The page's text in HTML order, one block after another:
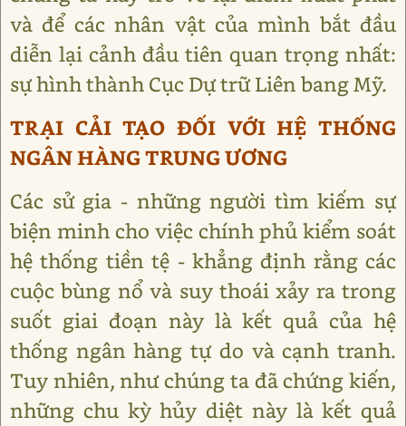
và để các nhân vật của mình bắt đầu
diễn lại cảnh đầu tiên quan trọng nhất:
sự hình thành Cục Dự trữ Liên bang Mỹ.
TRẠI CẢI TẠO ĐỐI VỚI HỆ THỐNG
NGÂN HÀNG TRUNG ƯƠNG
Các sử gia - những người tìm kiếm sự
biện minh cho việc chính phủ kiểm soát
hệ thống tiền tệ - khẳng định rằng các
cuộc bùng nổ và suy thoái xảy ra trong
suốt giai đoạn này là kết quả của hệ
thống ngân hàng tự do và cạnh tranh.
Tuy nhiên, như chúng ta đã chứng kiến,
những chu kỳ hủy diệt này là kết quả